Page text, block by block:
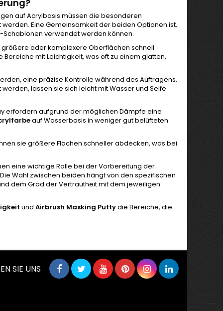
auf Acrylbasis müssen die besonderen
Eine Gemeinsamkeit der beiden Optionen ist,
Schablonen verwendet werden können.
oder komplexere Oberflächen schnell
mit Leichtigkeit, was oft zu einem glatten,
eine präzise Kontrolle während des Auftragens,
lassen sie sich leicht mit Wasser und Seife
erfordern aufgrund der möglichen Dämpfe eine
auf Wasserbasis in weniger gut belüfteten
sie größere Flächen schneller abdecken, was bei
eine wichtige Rolle bei der Vorbereitung der
Wahl zwischen beiden hängt von den spezifischen
dem Grad der Vertrautheit mit dem jeweiligen
und Airbrush Masking Puttydie Bereiche, die
SIE UNS